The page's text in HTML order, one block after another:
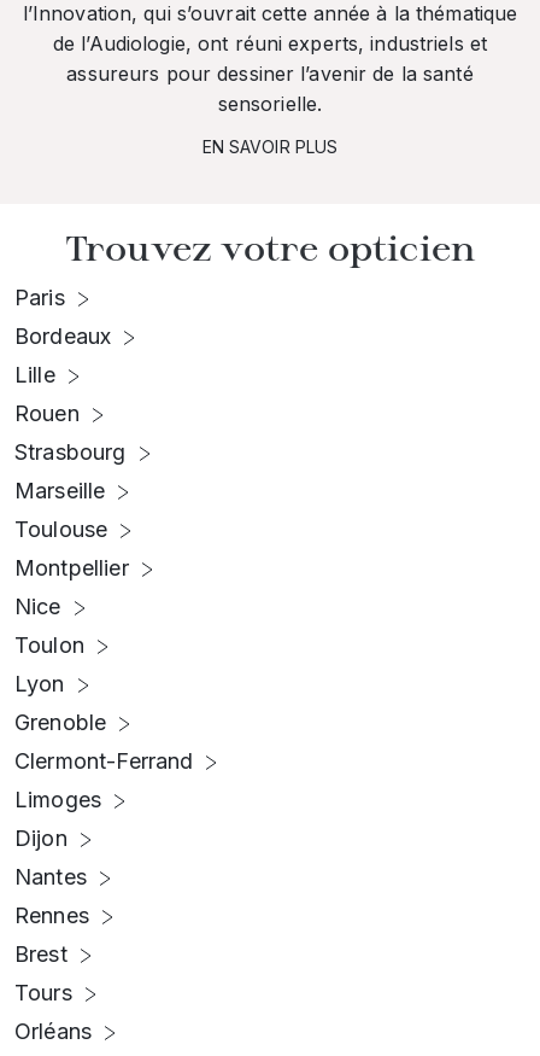
l’Innovation, qui s’ouvrait cette année à la thématique
de l’Audiologie, ont réuni experts, industriels et
assureurs pour dessiner l’avenir de la santé
sensorielle.
EN SAVOIR PLUS
Trouvez votre opticien
Paris
Bordeaux
Lille
Rouen
Strasbourg
Marseille
Toulouse
Montpellier
Nice
Toulon
Lyon
Grenoble
Clermont-Ferrand
Limoges
Dijon
Nantes
Rennes
Brest
Tours
Orléans